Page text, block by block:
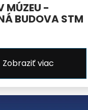
MÚZEU -
BUDOVA STM
Zobraziť viac